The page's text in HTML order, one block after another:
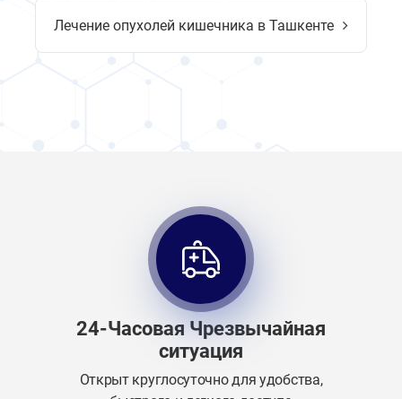
Лечение опухолей кишечника в Ташкенте
24-Часовая Чрезвычайная
ситуация
Открыт круглосуточно для удобства,